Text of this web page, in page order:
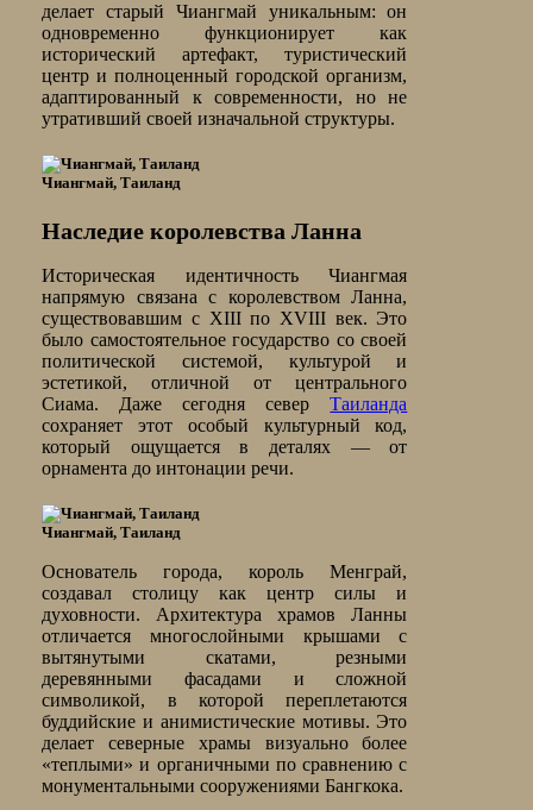
делает старый Чиангмай уникальным: он
одновременно функционирует как
исторический артефакт, туристический
центр и полноценный городской организм,
адаптированный к современности, но не
утративший своей изначальной структуры.
Чиангмай, Таиланд
Наследие королевства Ланна
Историческая идентичность Чиангмая
напрямую связана с королевством Ланна,
существовавшим с XIII по XVIII век. Это
было самостоятельное государство со своей
политической системой, культурой и
эстетикой, отличной от центрального
Сиама. Даже сегодня северТаиланда
сохраняет этот особый культурный код,
который ощущается в деталях — от
орнамента до интонации речи.
Чиангмай, Таиланд
Основатель города, король Менграй,
создавал столицу как центр силы и
духовности. Архитектура храмов Ланны
отличается многослойными крышами с
вытянутыми скатами, резными
деревянными фасадами и сложной
символикой, в которой переплетаются
буддийские и анимистические мотивы. Это
делает северные храмы визуально более
«теплыми» и органичными по сравнению с
монументальными сооружениями Бангкока.